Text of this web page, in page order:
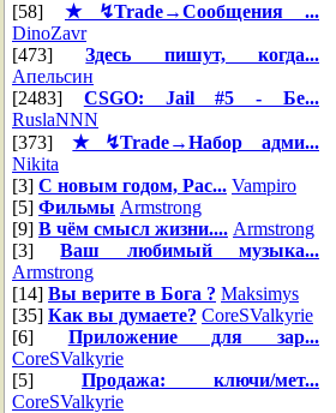
[58] ★↯Trade→Сообщения ...
DinoZavr
[473]Здесь пишут, когда...
Апельсин
[2483] CSGO: Jail #5 - Бе...
RuslaNNN
[373]★↯Trade→Набор адми...
Nikita
[3] С новым годом, Рас... Vampiro
[5] Фильмы Armstrong
[9] В чём смысл жизни.... Armstrong
[3]Ваш любимый музыка...
Armstrong
[14] Вы верите в Бога ? Maksimys
[35] Как вы думаете? CoreSValkyrie
[6] Приложение для зар...
CoreSValkyrie
[5] Продажа: ключи/мет...
CoreSValkyrie